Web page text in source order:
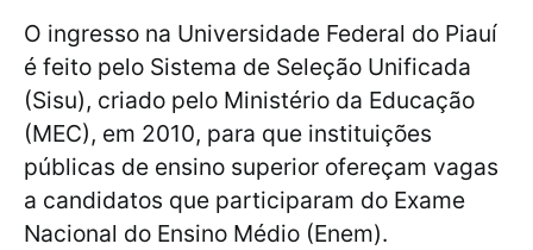
O ingresso na Universidade Federal do Piauí
é feito pelo Sistema de Seleção Unificada
(Sisu), criado pelo Ministério da Educação
(MEC), em 2010, para que instituições
públicas de ensino superior ofereçam vagas
a candidatos que participaram do Exame
Nacional do Ensino Médio (Enem).